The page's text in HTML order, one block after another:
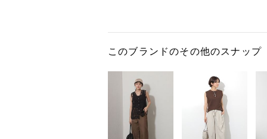
このブランドのその他のスナップ